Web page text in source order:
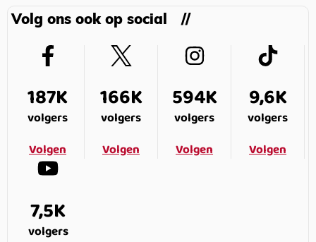
Volg ons ook op social
187K
volgers
Volgen
166K
volgers
Volgen
594K
volgers
Volgen
9,6K
volgers
Volgen
7,5K
volgers